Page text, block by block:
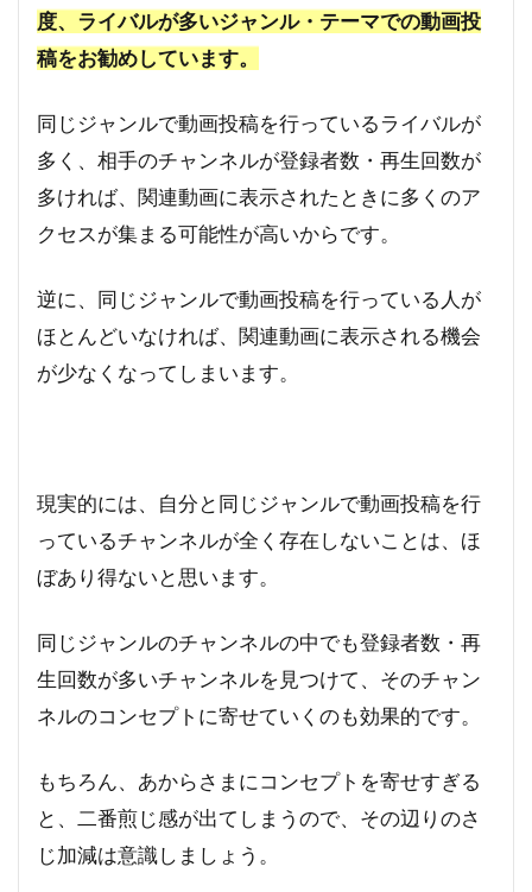
度、ライバルが多いジャンル・テーマでの動画投
稿をお勧めしています。
同じジャンルで動画投稿を行っているライバルが
多く、相手のチャンネルが登録者数・再生回数が
多ければ、関連動画に表示されたときに多くのア
クセスが集まる可能性が高いからです。
逆に、同じジャンルで動画投稿を行っている人が
ほとんどいなければ、関連動画に表示される機会
が少なくなってしまいます。
現実的には、自分と同じジャンルで動画投稿を行
っているチャンネルが全く存在しないことは、ほ
ぼあり得ないと思います。
同じジャンルのチャンネルの中でも登録者数・再
生回数が多いチャンネルを見つけて、そのチャン
ネルのコンセプトに寄せていくのも効果的です。
もちろん、あからさまにコンセプトを寄せすぎる
と、二番煎じ感が出てしまうので、その辺りのさ
じ加減は意識しましょう。